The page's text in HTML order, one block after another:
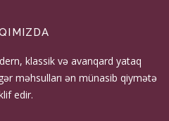
klassik və avanqard yataq
məhsulları ən münasib qiymətə
edir.